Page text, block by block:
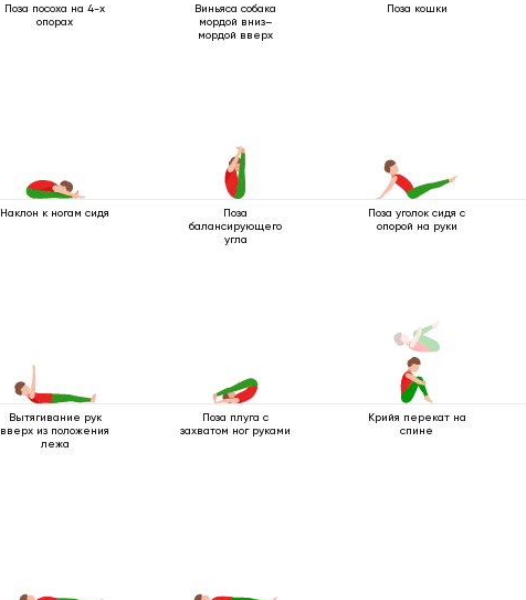
Поза посоха на 4-х
опорах
Виньяса собака
мордой вниз–
мордой вверх
Поза кошки
Наклон к ногам сидя
Поза
балансирующего
угла
Поза уголок сидя с
опорой на руки
Вытягивание рук
вверх из положения
лежа
Поза плуга с
захватом ног руками
Крийя перекат на
спине